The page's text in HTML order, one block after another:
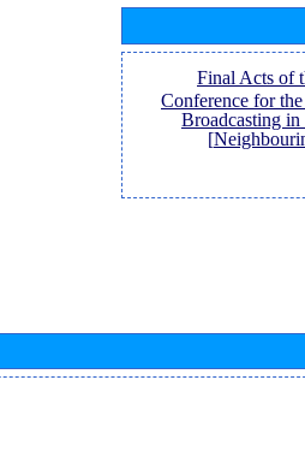
[Final Acts of
Conference for
Broadcasting